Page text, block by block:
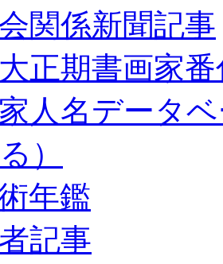
関係新聞記事
正期書画家
人名データ
）
年鑑
記事